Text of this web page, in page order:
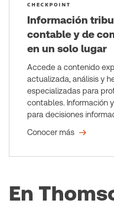
CHECKPOINT
Información
contable y de
en un solo lugar
Accede a contenido
actualizada, análisis y
especializadas para
contables. Información
para decisiones
Conocer más
En